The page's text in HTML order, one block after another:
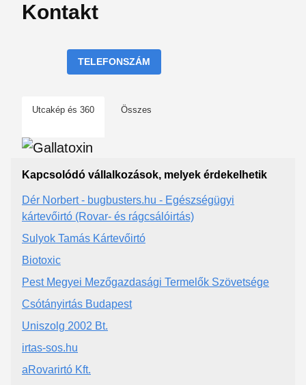
Kontakt
TELEFONSZÁM
Utcakép és 360 Összes
Kapcsolódó vállalkozások, melyek érdekelhetik
Dér Norbert - bugbusters.hu - Egészségügyi
kártevőirtó (Rovar- és rágcsálóirtás)
Sulyok Tamás Kártevőirtó
Biotoxic
Pest Megyei Mezőgazdasági Termelők Szövetsége
Csótányirtás Budapest
Uniszolg 2002 Bt.
irtas-sos.hu
aRovarirtó Kft.